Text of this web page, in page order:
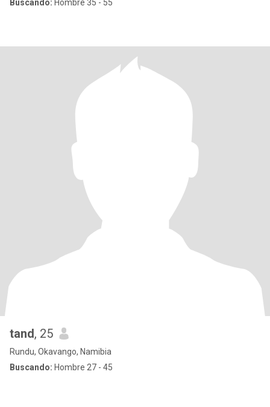
Buscando: Hombre 35 - 55
tand, 25
Rundu, Okavango, Namibia
Buscando: Hombre 27 - 45